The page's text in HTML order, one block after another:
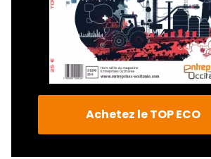
Achetez le TOP ECO